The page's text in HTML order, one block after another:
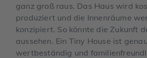
ganz groß raus. Das Haus wird
produziert und die Innenräume
konzipiert. So könnte die Zukunft
aussehen. Ein Tiny House ist
wertbeständig und